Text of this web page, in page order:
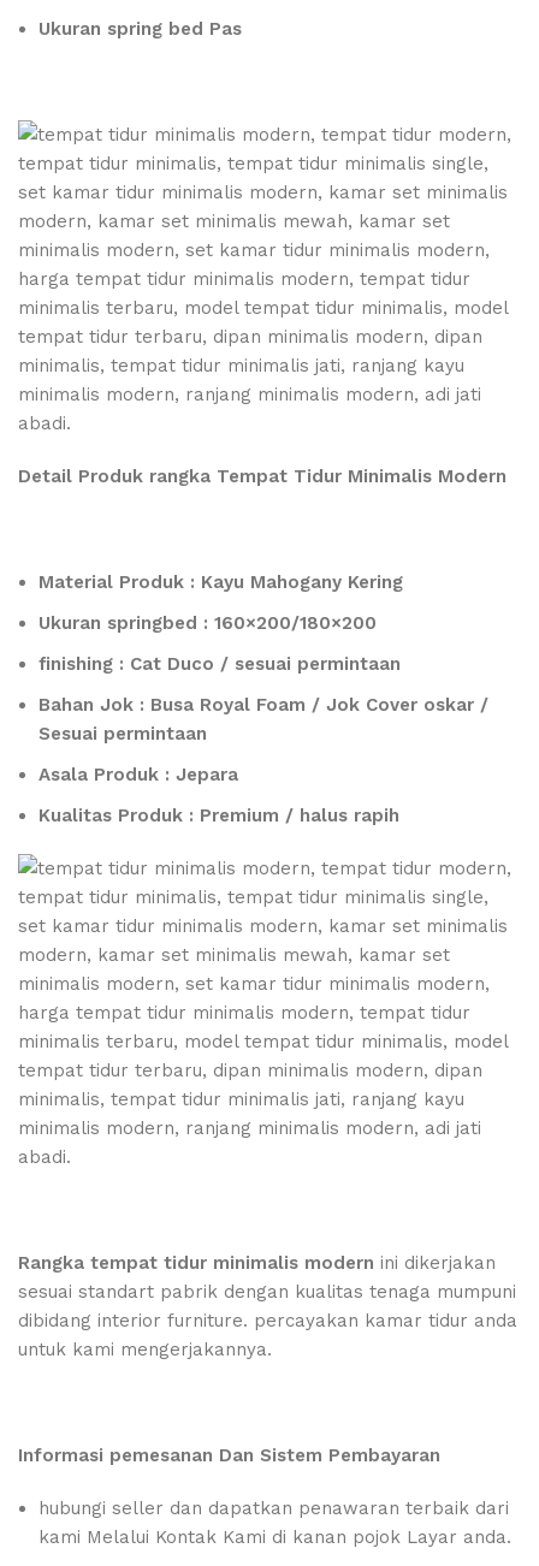
Ukuran spring bed Pas
Detail Produk rangka Tempat Tidur Minimalis Modern
Material Produk : Kayu Mahogany Kering
Ukuran springbed : 160×200/180×200
finishing : Cat Duco / sesuai permintaan
Bahan Jok : Busa Royal Foam / Jok Cover oskar /
Sesuai permintaan
Asala Produk : Jepara
Kualitas Produk : Premium / halus rapih
Rangka tempat tidur minimalis modern ini dikerjakan
sesuai standart pabrik dengan kualitas tenaga mumpuni
dibidang interior furniture. percayakan kamar tidur anda
untuk kami mengerjakannya.
Informasi pemesanan Dan Sistem Pembayaran
hubungi seller dan dapatkan penawaran terbaik dari
kami Melalui Kontak Kami di kanan pojok Layar anda.